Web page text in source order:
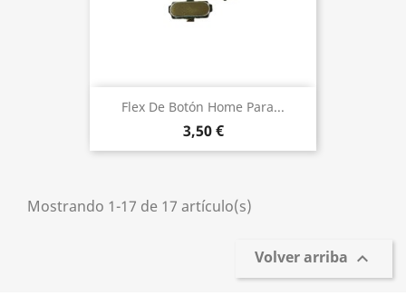
Flex De Botón Home Para...
3,50 €
Mostrando 1-17 de 17 artículo(s)
Volver arriba 